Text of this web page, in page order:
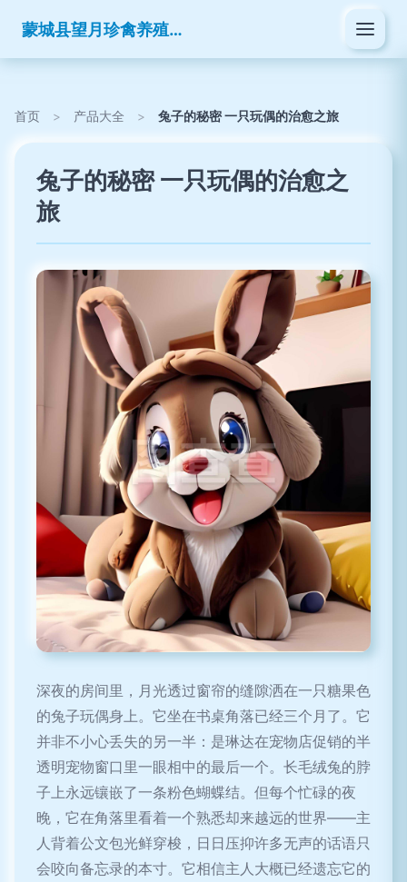
蒙城县望月珍禽养殖有限公司
首页 > 产品大全 > 兔子的秘密 一只玩偶的治愈之旅
兔子的秘密 一只玩偶的治愈之
旅
深夜的房间里，月光透过窗帘的缝隙洒在一只糖果色
的兔子玩偶身上。它坐在书桌角落已经三个月了。它
并非不小心丢失的另一半：是琳达在宠物店促销的半
透明宠物窗口里一眼相中的最后一个。长毛绒兔的脖
子上永远镶嵌了一条粉色蝴蝶结。但每个忙碌的夜
晚，它在角落里看着一个熟悉却来越远的世界——主
人背着公文包光鲜穿梭，日日压抑许多无声的话语只
会咬向备忘录的本寸。它相信主人大概已经遗忘它的